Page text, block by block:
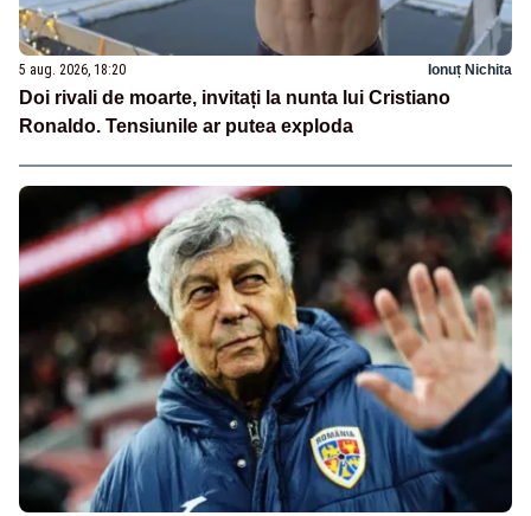
5 aug. 2026, 18:20 Ionuț Nichita
Doi rivali de moarte, invitați la nunta lui Cristiano
Ronaldo. Tensiunile ar putea exploda